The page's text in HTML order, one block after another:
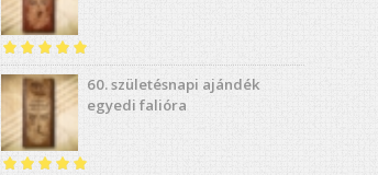
Értékelés:5.00
60. születésnapi ajándék
egyedi falióra